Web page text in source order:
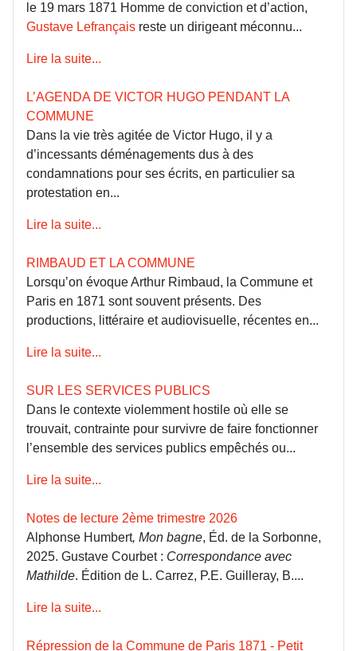
le 19 mars 1871 Homme de conviction et d’action,
Gustave Lefrançais reste un dirigeant méconnu...
Lire la suite...
L’AGENDA DE VICTOR HUGO PENDANT LA
COMMUNE
Dans la vie très agitée de Victor Hugo, il y a
d’incessants déménagements dus à des
condamnations pour ses écrits, en particulier sa
protestation en...
Lire la suite...
RIMBAUD ET LA COMMUNE
Lorsqu’on évoque Arthur Rimbaud, la Commune et
Paris en 1871 sont souvent présents. Des
productions, littéraire et audiovisuelle, récentes en...
Lire la suite...
SUR LES SERVICES PUBLICS
Dans le contexte violemment hostile où elle se
trouvait, contrainte pour survivre de faire fonctionner
l’ensemble des services publics empêchés ou...
Lire la suite...
Notes de lecture 2ème trimestre 2026
Alphonse Humbert, Mon bagne, Éd. de la Sorbonne,
2025. Gustave Courbet : Correspondance avec
Mathilde. Édition de L. Carrez, P.E. Guilleray, B....
Lire la suite...
Répression de la Commune de Paris 1871 - Petit